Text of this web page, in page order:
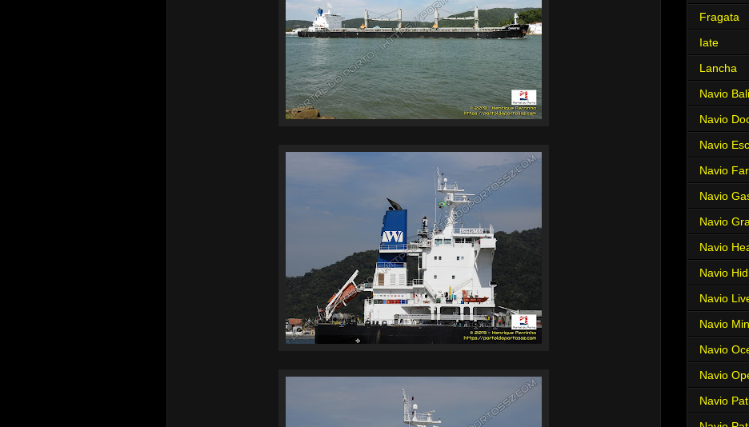
Fragata
Iate
Lancha
Navio
Navio
Navio
Navio
Navio
Navio
Navio
Navio
Navio
Navio
Navio
Navio
Navio